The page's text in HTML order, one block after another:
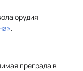
орудия
.
преграда в